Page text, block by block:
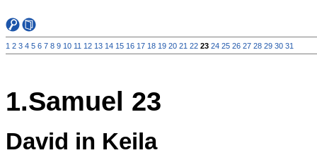
1 2 3 4 5 6 7 8 9 10 11 12 13 14 15 16 17 18 19 20 21 22 23 24 25 26 27 28 29 30 31
1.Samuel 23
David in Keila